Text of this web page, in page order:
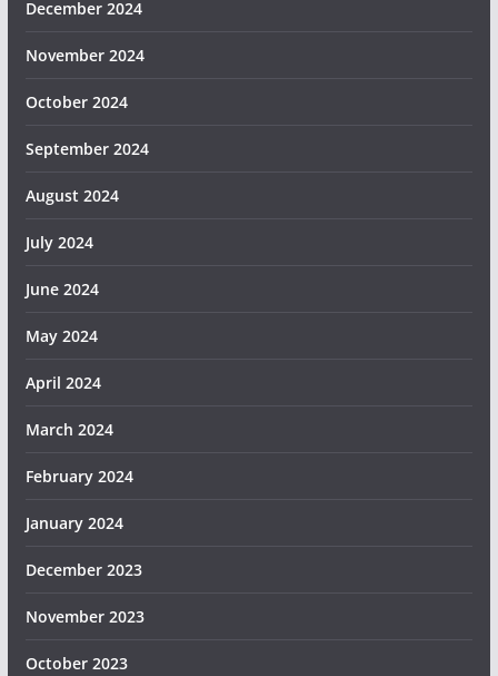
December 2024
November 2024
October 2024
September 2024
August 2024
July 2024
June 2024
May 2024
April 2024
March 2024
February 2024
January 2024
December 2023
November 2023
October 2023